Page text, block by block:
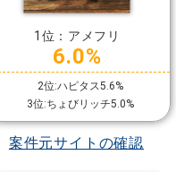
1位：アメフリ
6.0%
2位:ハピタス5.6%
3位:ちょびリッチ5.0%
案件元サイトの確認